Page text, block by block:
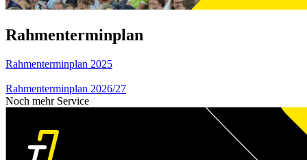
Rahmenterminplan
Rahmenterminplan 2025
Rahmenterminplan 2026/27
Noch mehr Service